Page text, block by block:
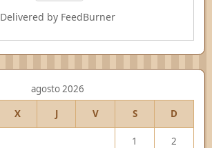
Delivered by FeedBurner
agosto 2026
X J V S D
1 2